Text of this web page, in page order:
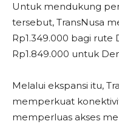
Untuk mendukung
tersebut, TransNusa
Rp1.349.000 bagi rute
Rp1.849.000 untuk
Melalui ekspansi itu,
memperkuat
memperluas akses